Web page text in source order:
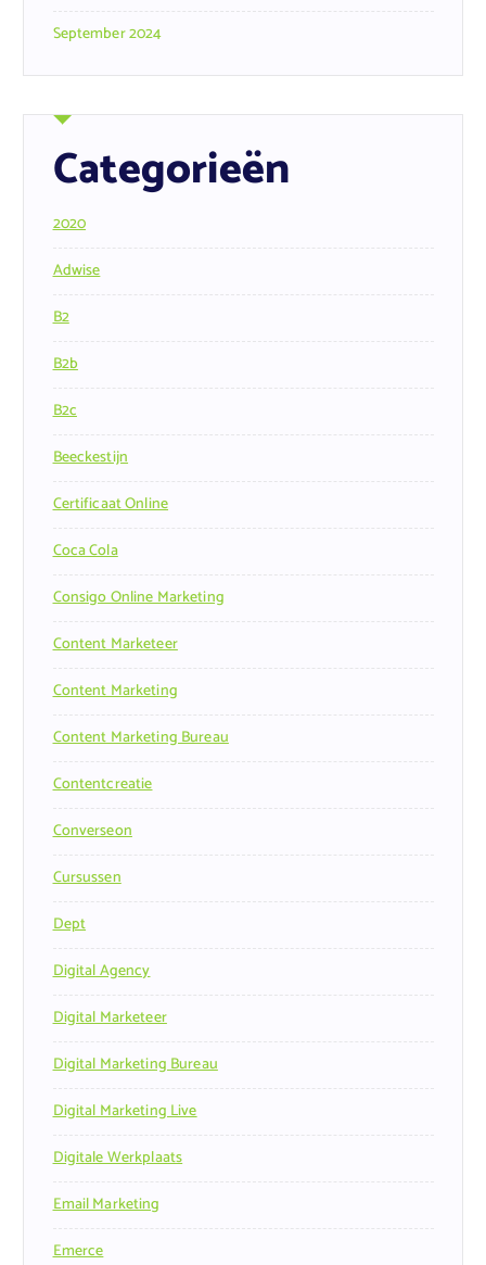
September 2024
Categorieën
2020
Adwise
B2
B2b
B2c
Beeckestijn
Certificaat Online
Coca Cola
Consigo Online Marketing
Content Marketeer
Content Marketing
Content Marketing Bureau
Contentcreatie
Converseon
Cursussen
Dept
Digital Agency
Digital Marketeer
Digital Marketing Bureau
Digital Marketing Live
Digitale Werkplaats
Email Marketing
Emerce